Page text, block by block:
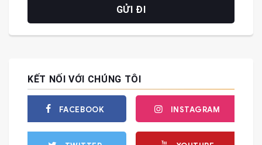
KẾT NỐI VỚI CHÚNG TÔI
FACEBOOK INSTAGRAM